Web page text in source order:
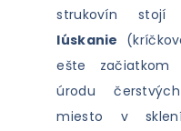
strukovín
lúskanie
ešte
úrodu
miesto v